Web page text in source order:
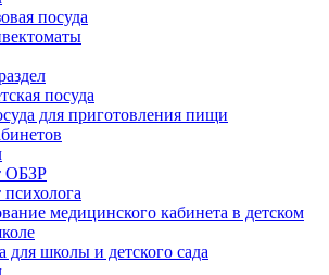
посуда
посуда
для приготовления пищи
ОБЗР
медицинского кабинета в детском
для школы и детского сада